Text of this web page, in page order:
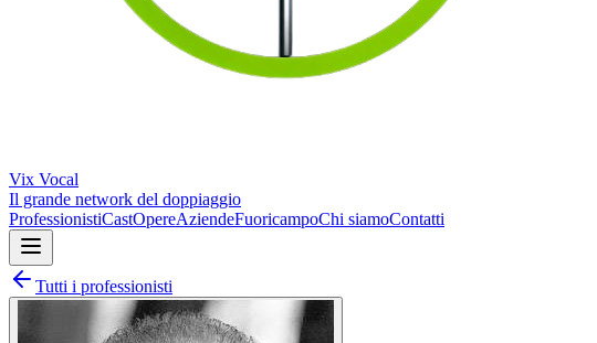
Vix Vocal
Il grande network del doppiaggio
ProfessionistiCastOpereAziendeFuoricampoChi siamoContatti
Tutti i professionisti